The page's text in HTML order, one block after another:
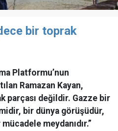
bir toprak
Platformu’nun
Ramazan Kayan,
parçası değildir. Gazze bir
bir dünya görüşüdür,
meydanıdır.”